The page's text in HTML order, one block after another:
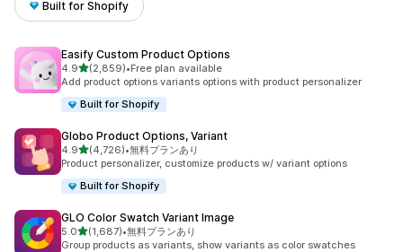
Built for Shopify
Easify Custom Product Options
4.95つ星中
(2,859)
合計レビュー数：2859件
•Free plan available
Add product options variants options with product personalizer
Built for Shopify
Globo Product Options, Variant
4.95つ星中
(4,726)
合計レビュー数：4726件
•無料プランあり
Product personalizer, customize products w/ variant options
Built for Shopify
GLO Color Swatch Variant Image
5.05つ星中
(1,687)
合計レビュー数：1687件
•無料プランあり
Group products as variants, show variants as color swatches